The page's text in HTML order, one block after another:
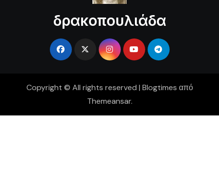
δρακοπουλιάδα
Copyright © All rights reserved | Blogtimes από
Themeansar.